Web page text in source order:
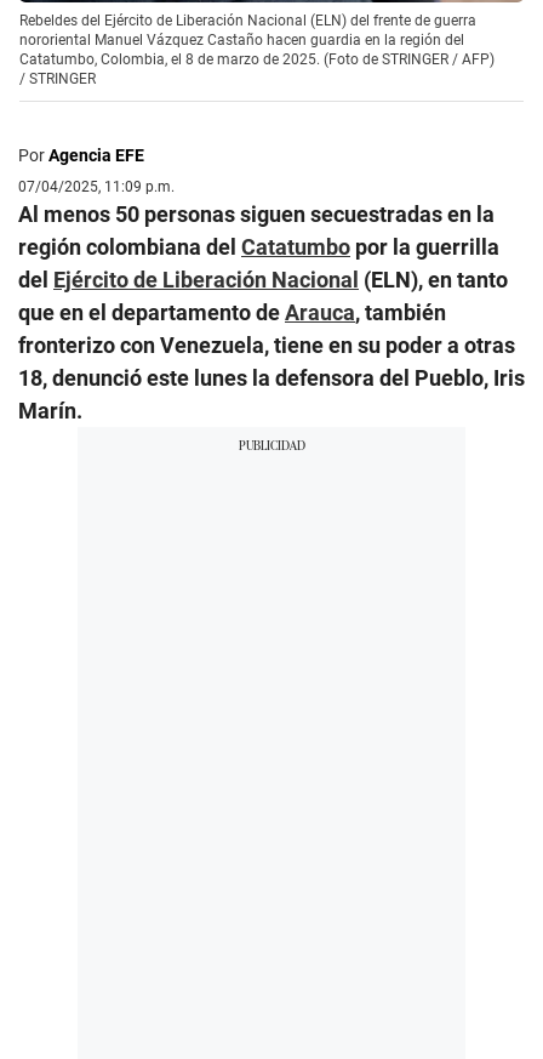
Rebeldes del Ejército de Liberación Nacional (ELN) del frente de guerra
nororiental Manuel Vázquez Castaño hacen guardia en la región del
Catatumbo, Colombia, el 8 de marzo de 2025. (Foto de STRINGER / AFP)
/ STRINGER
PorAgencia EFE
07/04/2025, 11:09 p.m.
Al menos 50 personas siguen secuestradas en la
región colombiana del Catatumbo por la guerrilla
del Ejército de Liberación Nacional (ELN), en tanto
que en el departamento deArauca, también
fronterizo con Venezuela, tiene en su poder a otras
18, denunció este lunes la defensora del Pueblo, Iris
Marín.